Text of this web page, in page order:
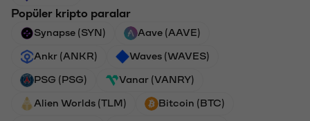
Popüler kripto paralar
Synapse (SYN) Aave (AAVE)
Ankr (ANKR) Waves (WAVES)
PSG (PSG) Vanar (VANRY)
Alien Worlds (TLM) Bitcoin (BTC)